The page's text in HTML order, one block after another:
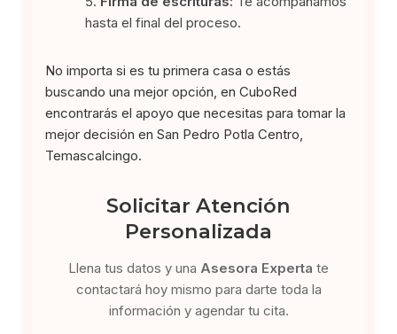
hasta el final del proceso.
No importa si es tu primera casa o estás
buscando una mejor opción, en CuboRed
encontrarás el apoyo que necesitas para tomar la
mejor decisión en San Pedro Potla Centro,
Temascalcingo.
Solicitar Atención
Personalizada
Llena tus datos y una Asesora Experta te
contactará hoy mismo para darte toda la
información y agendar tu cita.